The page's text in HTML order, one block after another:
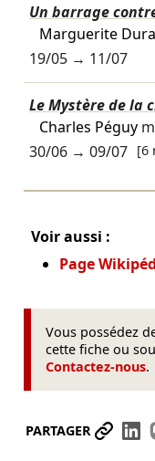
Un barrage
Marguerite
19/05→ 11/07
Le Mystère de la
Charles Péguy
30/06→ 09/07 [6
Voir aussi :
Page
Vous possédez
cette fiche ou
Contactez-nous.
PARTAGER